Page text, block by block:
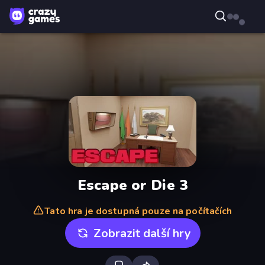
Escape or Die 3
Tato hra je dostupná pouze na počítačích
Zobrazit další hry